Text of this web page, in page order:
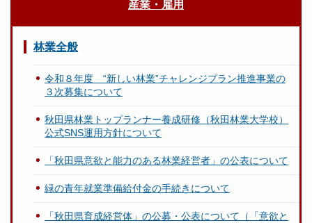
産業・雇用
林業全般
令和８年度 “新しい林業”チャレンジプラン推進事業の
３次募集について
秋田県林業トップランナー養成研修（秋田林業大学校）
公式SNS運用方針について
「秋田県意欲と能力のある林業経営者」の公表について
緑の青年就業準備給付金の手続きについて
「秋田県育成経営体」の公募・公表について（「意欲と